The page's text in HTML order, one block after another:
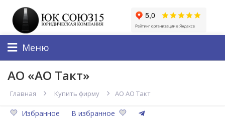
Меню
АО «АО Такт»
Главная Купить фирму АО АО Такт
Избранное В избранное